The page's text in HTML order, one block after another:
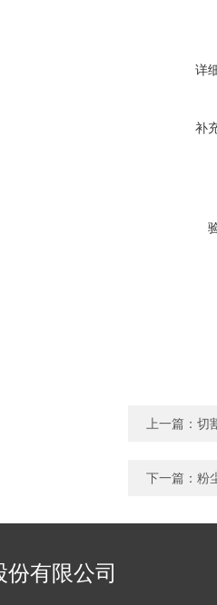
详
补
上一篇： 切
下一篇： 粉
有限公司